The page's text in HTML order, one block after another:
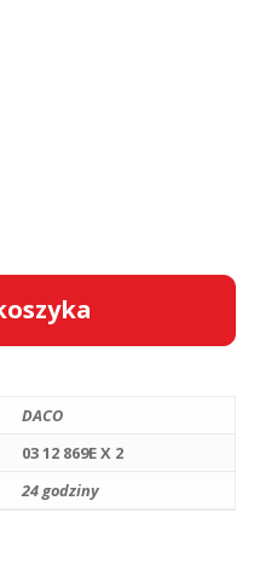
DACO
03 12 869E X 2
24 godziny